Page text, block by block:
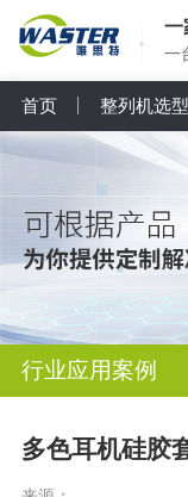
一
一
首页 整列机选型
行业应用案例
多色耳机硅胶